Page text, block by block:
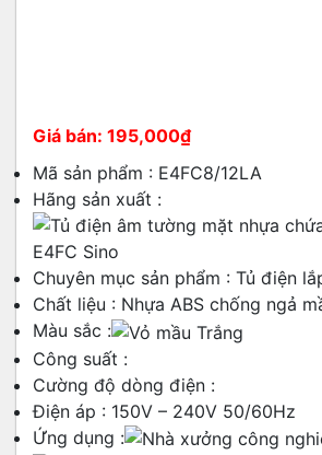
195,000₫
Mã sản phẩm : E4FC8/12LA
Hãng sản xuất :
Chuyên mục sản phẩm : Tủ điện
Chất liệu : Nhựa ABS chống ngả
Màu sắc :
Công suất :
Cường độ dòng điện :
Điện áp : 150V – 240V 50/60Hz
Ứng dụng :